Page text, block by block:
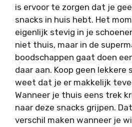
is ervoor te zorgen dat je
snacks in huis hebt. Het
eigenlijk stevig in je
niet thuis, maar in de
boodschappen gaat doen
daar aan. Koop geen lekkere
weet dat je er makkelijk
Wanneer je thuis eens trek
naar deze snacks grijpen.
verschil maken wanneer je